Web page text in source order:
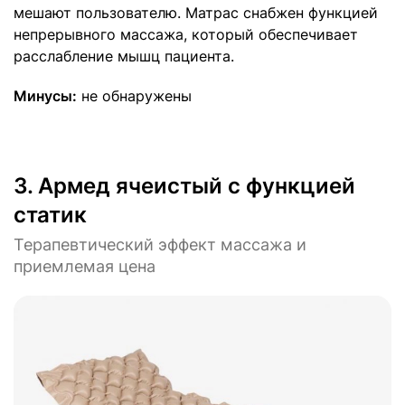
мешают пользователю. Матрас снабжен функцией
непрерывного массажа, который обеспечивает
расслабление мышц пациента.
Минусы: не обнаружены
3. Армед ячеистый с функцией
статик
Терапевтический эффект массажа и
приемлемая цена